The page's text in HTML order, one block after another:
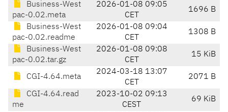
Business-West
pac-0.02.meta
2026-01-08 09:05
CET
1696 B
Business-West
pac-0.02.readme
2026-01-08 09:04
CET
1308 B
Business-West
pac-0.02.tar.gz
2026-01-08 09:08
CET
15 KiB
CGI-4.64.meta
2024-03-18 13:07
CET
2071 B
CGI-4.64.read
me
2023-10-02 09:13
CEST
69 KiB